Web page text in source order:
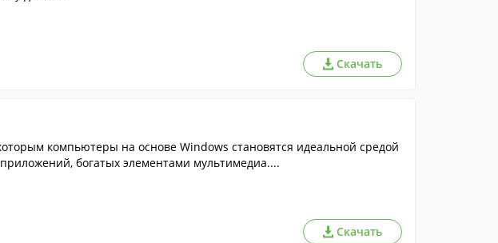
Скачать
компьютеры на основе Windows становятся идеальной средой
богатых элементами мультимедиа....
Скачать